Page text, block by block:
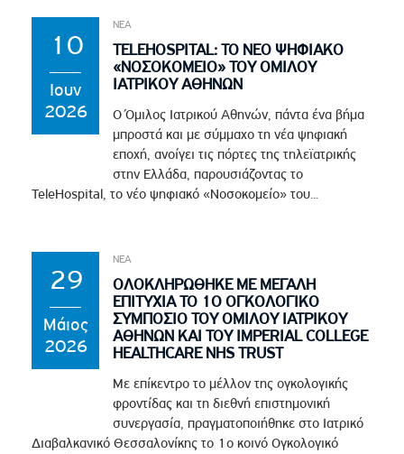
10
Ιουν
2026
ΝΕΑ
TELEHOSPITAL: ΤΟ ΝΕΟ ΨΗΦΙΑΚΟ
«ΝΟΣΟΚΟΜΕΙΟ» ΤΟΥ ΟΜΙΛΟΥ
ΙΑΤΡΙΚΟΥ ΑΘΗΝΩΝ
Ο Όμιλος Ιατρικού Αθηνών, πάντα ένα βήμα
μπροστά και με σύμμαχο τη νέα ψηφιακή
εποχή, ανοίγει τις πόρτες της τηλεϊατρικής
στην Ελλάδα, παρουσιάζοντας το
TeleHospital, το νέο ψηφιακό «Νοσοκομείο» του...
29
Μάιος
2026
ΝΕΑ
ΟΛΟΚΛΗΡΩΘΗΚΕ ΜΕ ΜΕΓΑΛΗ
ΕΠΙΤΥΧΙΑ ΤΟ 1Ο ΟΓΚΟΛΟΓΙΚΟ
ΣΥΜΠΟΣΙΟ ΤΟΥ ΟΜΙΛΟΥ ΙΑΤΡΙΚΟΥ
ΑΘΗΝΩΝ ΚΑΙ ΤΟΥ IMPERIAL COLLEGE
HEALTHCARE NHS TRUST
Με επίκεντρο το μέλλον της ογκολογικής
φροντίδας και τη διεθνή επιστημονική
συνεργασία, πραγματοποιήθηκε στο Ιατρικό
Διαβαλκανικό Θεσσαλονίκης το 1ο κοινό Ογκολογικό